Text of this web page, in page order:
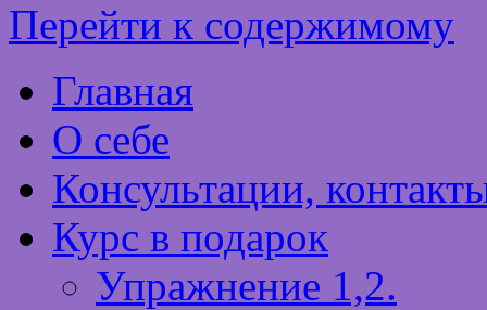
Перейти к содержимому
Главная
О себе
Консультации,
Курс в подарок
Упражнение 1,2.